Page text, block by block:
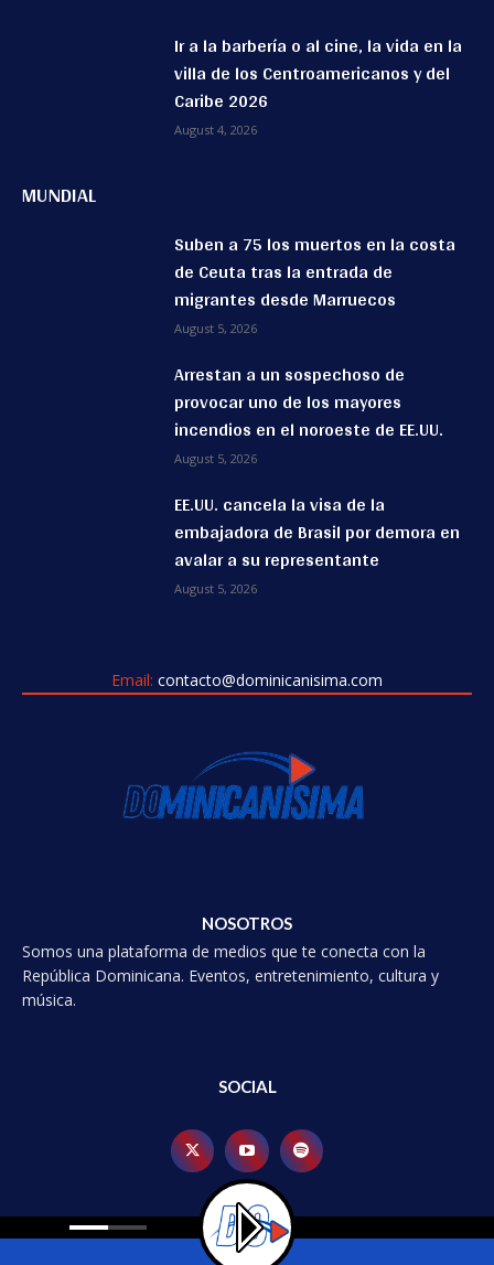
Ir a la barbería o al cine, la vida en la
villa de los Centroamericanos y del
Caribe 2026
August 4, 2026
MUNDIAL
Suben a 75 los muertos en la costa
de Ceuta tras la entrada de
migrantes desde Marruecos
August 5, 2026
Arrestan a un sospechoso de
provocar uno de los mayores
incendios en el noroeste de EE.UU.
August 5, 2026
EE.UU. cancela la visa de la
embajadora de Brasil por demora en
avalar a su representante
August 5, 2026
Email: contacto@dominicanisima.com
NOSOTROS
Somos una plataforma de medios que te conecta con la
República Dominicana. Eventos, entretenimiento, cultura y
música.
SOCIAL
© 2025 Dominicanísima, Todos los derechoss reservados.